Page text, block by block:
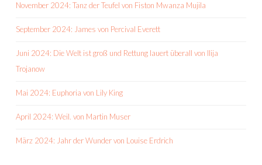
November 2024: Tanz der Teufel von Fiston Mwanza Mujila
September 2024: James von Percival Everett
Juni 2024: Die Welt ist groß und Rettung lauert überall von Ilija
Trojanow
Mai 2024: Euphoria von Lily King
April 2024: Weil. von Martin Muser
März 2024: Jahr der Wunder von Louise Erdrich